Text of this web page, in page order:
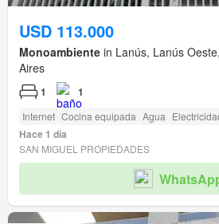
USD 113.000
Monoambiente in Lanús, Lanús
Aires
1 1
Internet Cocina equipada Agua
Hace 1 día
SAN MIGUEL PROPIEDADES